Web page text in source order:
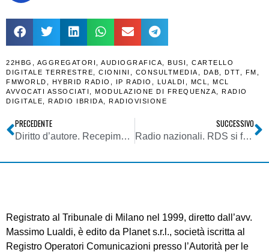
22HBG AGGREGATORI AUDIOGRAFICA BUSI
CARTELLO
DIGITALE TERRESTRE
CIONINI CONSULTMEDIA DAB DTT FM
FMWORLD
HYBRID RADIO IP RADIO LUALDI MCL
MCL
AVVOCATI ASSOCIATI
MODULAZIONE DI FREQUENZA
RADIO
DIGITALE
RADIO IBRIDA RADIOVISIONE
PRECEDENTE
Diritto d’autore. Recepimento direttiva Barnier, in arrivo sanzione per l’Italia
SUCCESSIVO
Radio nazionali. RDS si fa avanti per una quota di minoranza di Radio 24. Tutto come previsto
Registrato al Tribunale di Milano nel 1999, diretto dall’avv.
Massimo Lualdi, è edito da Planet s.r.l., società iscritta al
Registro Operatori Comunicazioni presso l’Autorità per le